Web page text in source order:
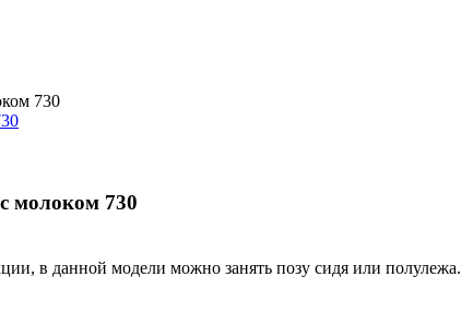
730
730
в данной модели можно занять позу сидя или полулежа.